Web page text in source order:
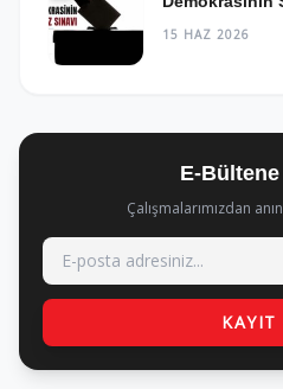
15 HAZ 2026
E-Bültene
Çalışmalarımızdan
KAYIT